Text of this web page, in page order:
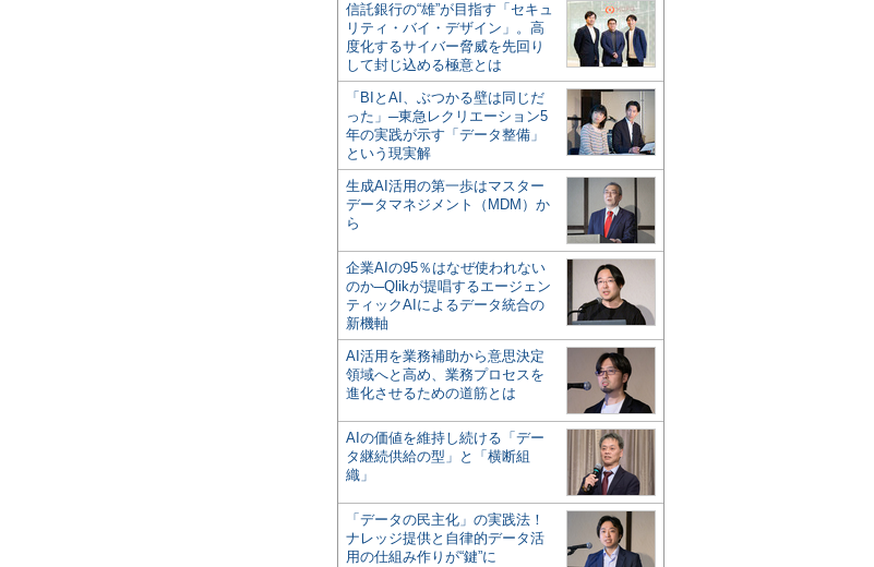
信託銀行の“雄”が目指す「セキュ
リティ・バイ・デザイン」。高
度化するサイバー脅威を先回り
して封じ込める極意とは
「BIとAI、ぶつかる壁は同じだ
った」─東急レクリエーション5
年の実践が示す「データ整備」
という現実解
生成AI活用の第一歩はマスター
データマネジメント（MDM）か
ら
企業AIの95％はなぜ使われない
のか─Qlikが提唱するエージェン
ティックAIによるデータ統合の
新機軸
AI活用を業務補助から意思決定
領域へと高め、業務プロセスを
進化させるための道筋とは
AIの価値を維持し続ける「デー
タ継続供給の型」と「横断組
織」
「データの民主化」の実践法！
ナレッジ提供と自律的データ活
用の仕組み作りが“鍵”に